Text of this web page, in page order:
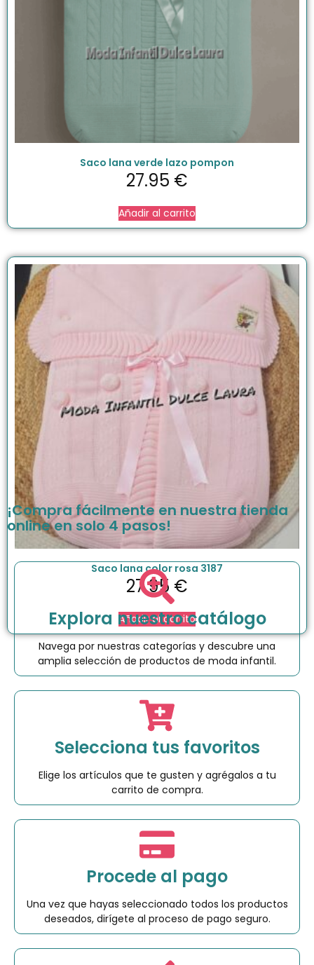
Saco lana verde lazo pompon
27.95 €
Añadir al carrito
Saco lana color rosa 3187
27.95 €
Añadir al carrito
¡Compra fácilmente en nuestra tienda
online en solo 4 pasos!
Explora nuestro catálogo
Navega por nuestras categorías y descubre una
amplia selección de productos de moda infantil.
Selecciona tus favoritos
Elige los artículos que te gusten y agrégalos a tu
carrito de compra.
Procede al pago
Una vez que hayas seleccionado todos los productos
deseados, dirígete al proceso de pago seguro.